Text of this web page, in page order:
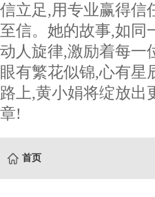
信立足,用专业赢得信
至信。她的故事,如同
动人旋律,激励着每一
眼有繁花似锦,心有星
路上,黄小娟将绽放出
章!
首页